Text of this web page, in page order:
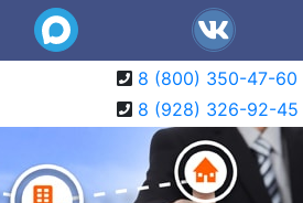
8 (800) 350-47-60
8 (928) 326-92-45